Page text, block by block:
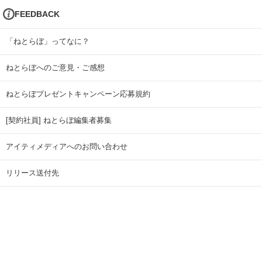
FEEDBACK
「ねとらぼ」ってなに？
ねとらぼへのご意見・ご感想
ねとらぼプレゼントキャンペーン応募規約
[契約社員] ねとらぼ編集者募集
アイティメディアへのお問い合わせ
リリース送付先